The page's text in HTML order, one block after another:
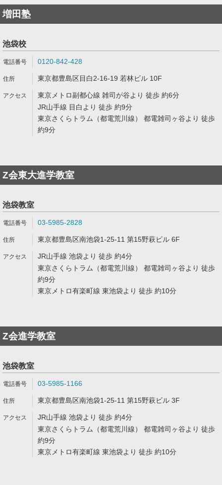
増田塾
池袋校
0120-842-428
東京都豊島区目白2-16-19 若林ビル 10F
東京メトロ副都心線 雑司が谷より 徒歩 約6分
JR山手線 目白より 徒歩 約9分
東京さくらトラム（都電荒川線） 都電雑司ヶ谷より 徒歩
約9分
Z会東大進学教室
池袋教室
03-5985-2828
東京都豊島区南池袋1-25-11 第15野萩ビル 6F
JR山手線 池袋より 徒歩 約4分
東京さくらトラム（都電荒川線） 都電雑司ヶ谷より 徒歩
約9分
東京メトロ有楽町線 東池袋より 徒歩 約10分
Z会進学教室
池袋教室
03-5985-1166
東京都豊島区南池袋1-25-11 第15野萩ビル 3F
JR山手線 池袋より 徒歩 約4分
東京さくらトラム（都電荒川線） 都電雑司ヶ谷より 徒歩
約9分
東京メトロ有楽町線 東池袋より 徒歩 約10分